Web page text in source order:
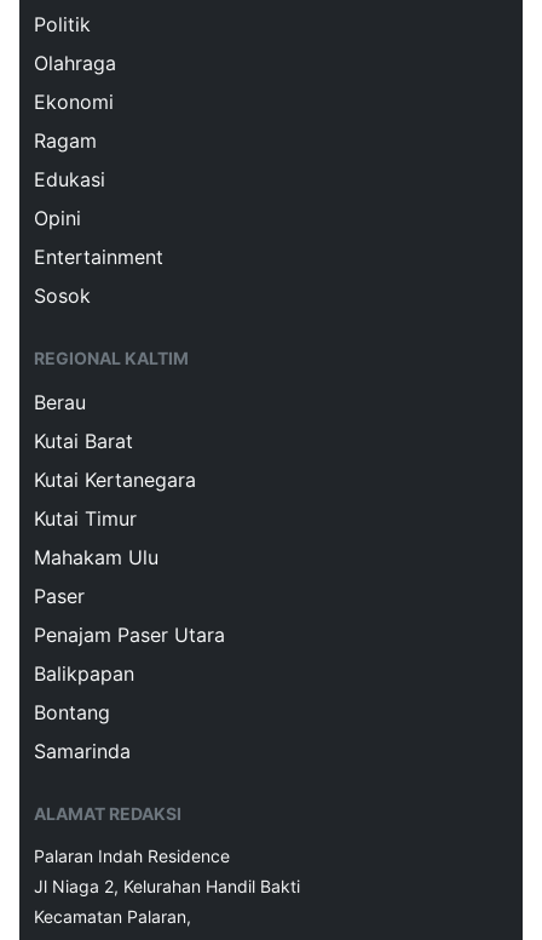
Politik
Olahraga
Ekonomi
Ragam
Edukasi
Opini
Entertainment
Sosok
REGIONAL KALTIM
Berau
Kutai Barat
Kutai Kertanegara
Kutai Timur
Mahakam Ulu
Paser
Penajam Paser Utara
Balikpapan
Bontang
Samarinda
ALAMAT REDAKSI
Palaran Indah Residence
Jl Niaga 2, Kelurahan Handil Bakti
Kecamatan Palaran,